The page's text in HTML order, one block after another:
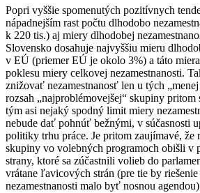
Popri vyššie spomenutých pozitívnych
nápadnejším rast počtu dlhodobo
k 220 tis.) aj miery dlhodobej
Slovensko dosahuje najvyššiu mieru
v EÚ (priemer EÚ je okolo 3%) a táto
poklesu miery celkovej nezamestnanosti.
znižovať nezamestnanosť len u tých
rozsah „najproblémovejšej“ skupiny pritom
tým asi nejaký spodný limit miery
nebude dať pohnúť bežnými, v súčasnosti
politiky trhu práce. Je pritom zaujímavé, že
skupiny vo volebných programoch obišli v
strany, ktoré sa zúčastnili volieb do
vrátane ľavicových strán (pre tie by
nezamestnanosti malo byť nosnou